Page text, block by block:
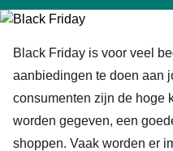
Black Friday is voor veel
aanbiedingen te doen aan
consumenten zijn de hoge
worden gegeven, een
shoppen. Vaak worden er